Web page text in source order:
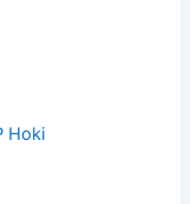
Hoki